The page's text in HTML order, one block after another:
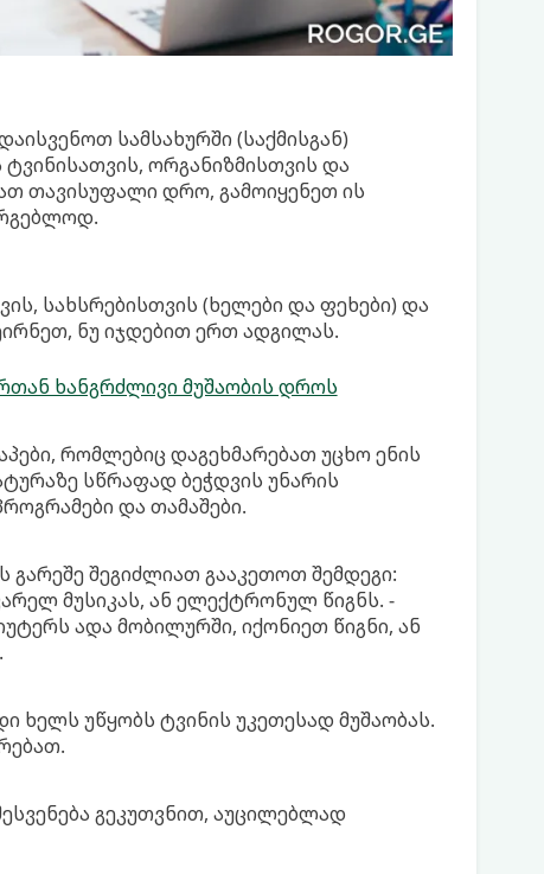
სამსახურში (საქმისგან)
ორგანიზმისთვის და
თავისუფალი დრო, გამოიყენეთ ის
სახსრებისთვის (ხელები და ფეხები) და
ნუ იჯდებით ერთ ადგილას.
ხანგრძლივი მუშაობის დროს
რომლებიც დაგეხმარებათ უცხო ენის
სწრაფად ბეჭდვის უნარის
და თამაშები.
გარეშე შეგიძლიათ გააკეთოთ შემდეგი:
მუსიკას, ან ელექტრონულ წიგნს. -
ადა მობილურში, იქონიეთ წიგნი, ან
უწყობს ტვინის უკეთესად მუშაობას.
გეკუთვნით, აუცილებლად